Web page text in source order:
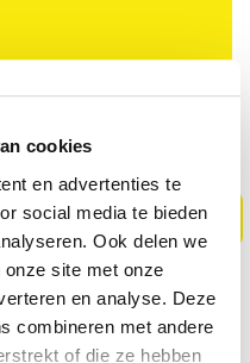
cookies
en advertenties te
social media te bieden
Ook delen we
site met onze
en analyse. Deze
combineren met andere
of die ze hebben
v.a. €60,00